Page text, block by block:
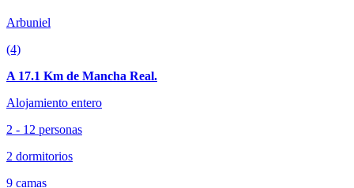
Arbuniel
(4)
A 17.1 Km de Mancha Real.
Alojamiento entero
2 - 12 personas
2 dormitorios
9 camas